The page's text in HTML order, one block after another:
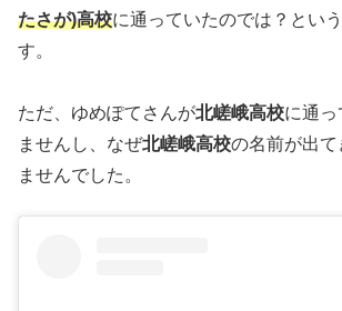
たさが)高校に通っていたのでは？とい
す。
ただ、ゆめぽてさんが北嵯峨高校に通っ
ませんし、なぜ北嵯峨高校の名前が出て
ませんでした。